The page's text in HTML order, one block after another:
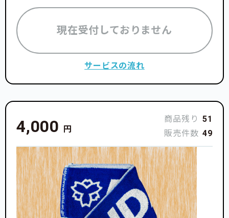
現在受付しておりません
サービスの流れ
4,000 円
商品残り 51
販売件数 49